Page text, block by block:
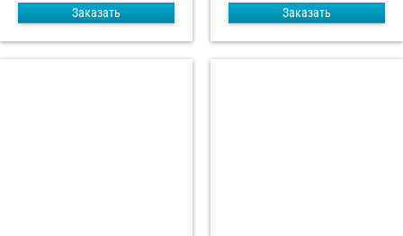
Заказать Заказать